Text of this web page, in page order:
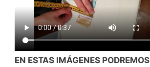
EN ESTAS IMÁGENES